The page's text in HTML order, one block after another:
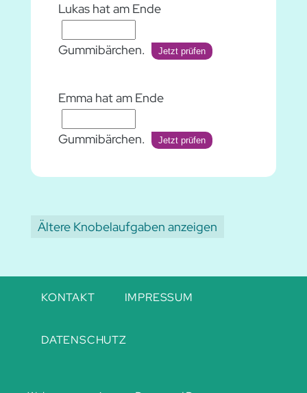
Lukas hat am Ende
Gummibärchen. Jetzt prüfen
Emma hat am Ende
Gummibärchen. Jetzt prüfen
Ältere Knobelaufgaben anzeigen
überspringen
KONTAKT IMPRESSUM
DATENSCHUTZ